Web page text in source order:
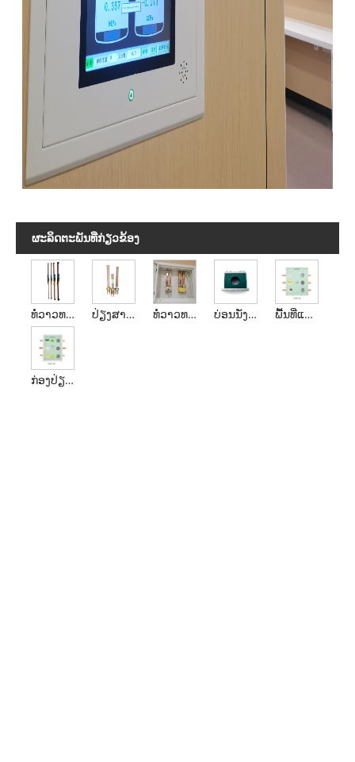
ຜະ​ລິດ​ຕະ​ພັນ​ທີ່​ກ່ຽວ​ຂ້ອງ
ທໍ່ວາວທາງການແພດ ປ່ຽງສາຍອາຍແກັສ ທໍ່ວາວທາງການແພດ ບ່ອນນັ່ງທໍ່ຕິດທໍ່ ພື້ນທີ່ແກັສທາງການແພດກ່ອງວາວປຸກ
ກ່ອງປ່ຽງປຸກເຂດແກັສທາງການແພດ